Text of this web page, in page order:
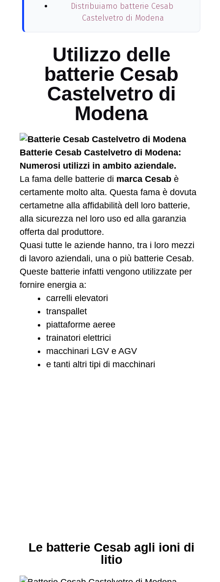
Distribuiamo batterie Cesab
Castelvetro di Modena
Utilizzo delle
batterie Cesab
Castelvetro di
Modena
Batterie Cesab Castelvetro di Modena:
Numerosi utilizzi in ambito aziendale.
La fama delle batterie di marca Cesab è
certamente molto alta. Questa fama è dovuta
certametne alla affidabilità dell loro batterie,
alla sicurezza nel loro uso ed alla garanzia
offerta dal produttore.
Quasi tutte le aziende hanno, tra i loro mezzi
di lavoro aziendali, una o più batterie Cesab.
Queste batterie infatti vengono utilizzate per
fornire energia a:
carrelli elevatori
transpallet
piattaforme aeree
trainatori elettrici
macchinari LGV e AGV
e tanti altri tipi di macchinari
Le batterie Cesab agli ioni di
litio